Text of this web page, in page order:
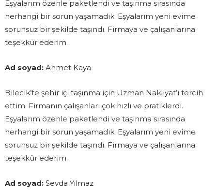
Eşyalarım özenle paketlendi ve taşınma sırasında
herhangi bir sorun yaşamadık. Eşyalarım yeni evime
sorunsuz bir şekilde taşındı. Firmaya ve çalışanlarına
teşekkür ederim.
Ad soyad: Ahmet Kaya
Bilecik’te şehir içi taşınma için Uzman Nakliyat’ı tercih
ettim. Firmanın çalışanları çok hızlı ve pratiklerdi.
Eşyalarım özenle paketlendi ve taşınma sırasında
herhangi bir sorun yaşamadık. Eşyalarım yeni evime
sorunsuz bir şekilde taşındı. Firmaya ve çalışanlarına
teşekkür ederim.
Ad soyad: Sevda Yılmaz